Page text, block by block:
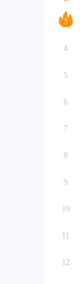
3
4
5
6
7
8
9
10
11
12